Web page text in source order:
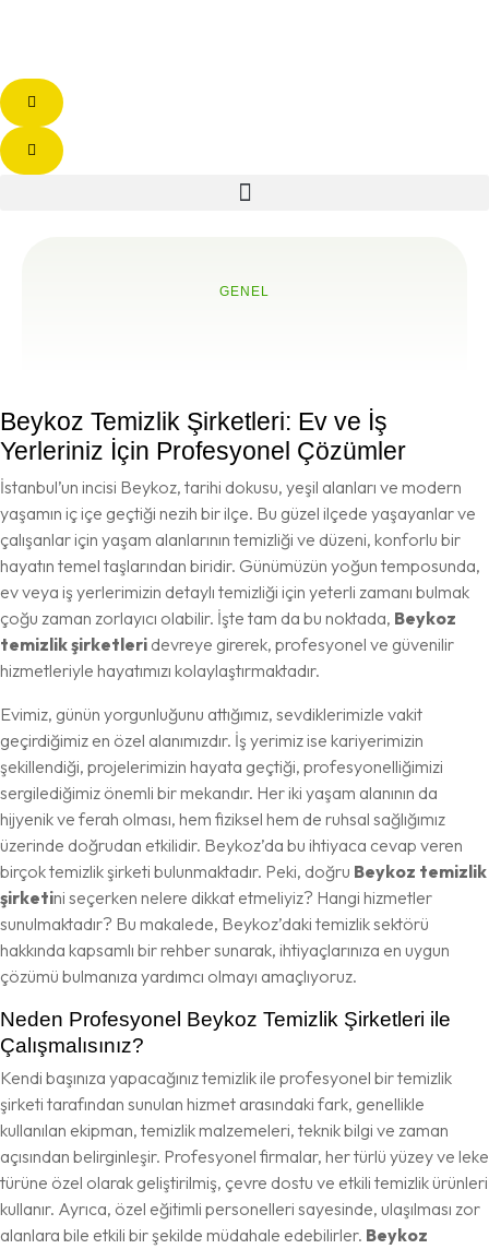
GENEL
Beykoz Temizlik Şirketleri: Ev ve İş
Yerleriniz İçin Profesyonel Çözümler
İstanbul’un incisi Beykoz, tarihi dokusu, yeşil alanları ve modern
yaşamın iç içe geçtiği nezih bir ilçe. Bu güzel ilçede yaşayanlar ve
çalışanlar için yaşam alanlarının temizliği ve düzeni, konforlu bir
hayatın temel taşlarından biridir. Günümüzün yoğun temposunda,
ev veya iş yerlerimizin detaylı temizliği için yeterli zamanı bulmak
çoğu zaman zorlayıcı olabilir. İşte tam da bu noktada, Beykoz
temizlik şirketleri devreye girerek, profesyonel ve güvenilir
hizmetleriyle hayatımızı kolaylaştırmaktadır.
Evimiz, günün yorgunluğunu attığımız, sevdiklerimizle vakit
geçirdiğimiz en özel alanımızdır. İş yerimiz ise kariyerimizin
şekillendiği, projelerimizin hayata geçtiği, profesyonelliğimizi
sergilediğimiz önemli bir mekandır. Her iki yaşam alanının da
hijyenik ve ferah olması, hem fiziksel hem de ruhsal sağlığımız
üzerinde doğrudan etkilidir. Beykoz’da bu ihtiyaca cevap veren
birçok temizlik şirketi bulunmaktadır. Peki, doğru Beykoz temizlik
şirketini seçerken nelere dikkat etmeliyiz? Hangi hizmetler
sunulmaktadır? Bu makalede, Beykoz’daki temizlik sektörü
hakkında kapsamlı bir rehber sunarak, ihtiyaçlarınıza en uygun
çözümü bulmanıza yardımcı olmayı amaçlıyoruz.
Neden Profesyonel Beykoz Temizlik Şirketleri ile
Çalışmalısınız?
Kendi başınıza yapacağınız temizlik ile profesyonel bir temizlik
şirketi tarafından sunulan hizmet arasındaki fark, genellikle
kullanılan ekipman, temizlik malzemeleri, teknik bilgi ve zaman
açısından belirginleşir. Profesyonel firmalar, her türlü yüzey ve leke
türüne özel olarak geliştirilmiş, çevre dostu ve etkili temizlik ürünleri
kullanır. Ayrıca, özel eğitimli personelleri sayesinde, ulaşılması zor
alanlara bile etkili bir şekilde müdahale edebilirler. Beykoz